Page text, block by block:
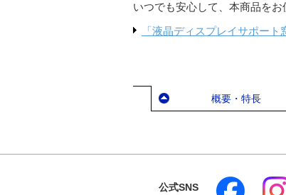
いつでも安心して、本商品をお
「液晶ディスプレイサポート
概要・特長
公式SNS